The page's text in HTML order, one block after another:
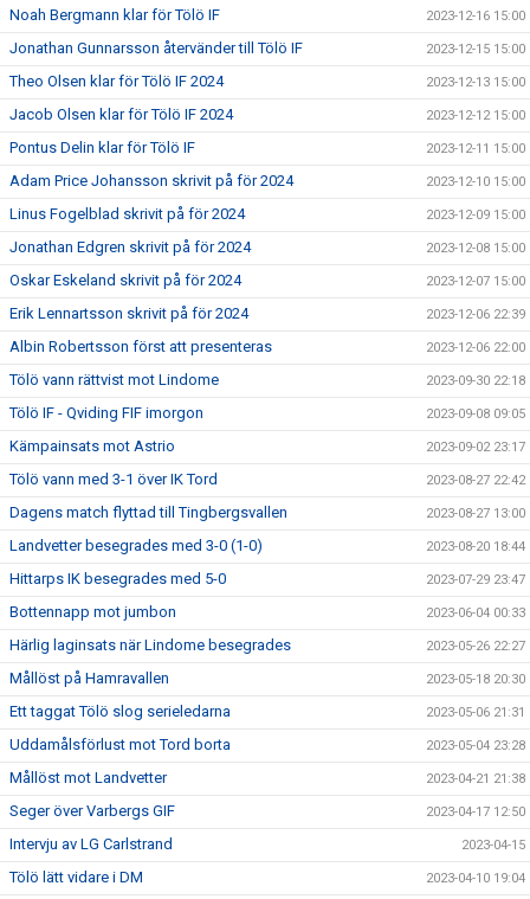
Noah Bergmann klar för Tölö IF 2023-12-16 15:00
Jonathan Gunnarsson återvänder till Tölö IF 2023-12-15 15:00
Theo Olsen klar för Tölö IF 2024 2023-12-13 15:00
Jacob Olsen klar för Tölö IF 2024 2023-12-12 15:00
Pontus Delin klar för Tölö IF 2023-12-11 15:00
Adam Price Johansson skrivit på för 2024 2023-12-10 15:00
Linus Fogelblad skrivit på för 2024 2023-12-09 15:00
Jonathan Edgren skrivit på för 2024 2023-12-08 15:00
Oskar Eskeland skrivit på för 2024 2023-12-07 15:00
Erik Lennartsson skrivit på för 2024 2023-12-06 22:39
Albin Robertsson först att presenteras 2023-12-06 22:00
Tölö vann rättvist mot Lindome 2023-09-30 22:18
Tölö IF - Qviding FIF imorgon 2023-09-08 09:05
Kämpainsats mot Astrio 2023-09-02 23:17
Tölö vann med 3-1 över IK Tord 2023-08-27 22:42
Dagens match flyttad till Tingbergsvallen 2023-08-27 13:00
Landvetter besegrades med 3-0 (1-0) 2023-08-20 18:44
Hittarps IK besegrades med 5-0 2023-07-29 23:47
Bottennapp mot jumbon 2023-06-04 00:33
Härlig laginsats när Lindome besegrades 2023-05-26 22:27
Mållöst på Hamravallen 2023-05-18 20:30
Ett taggat Tölö slog serieledarna 2023-05-06 21:31
Uddamålsförlust mot Tord borta 2023-05-04 23:28
Mållöst mot Landvetter 2023-04-21 21:38
Seger över Varbergs GIF 2023-04-17 12:50
Intervju av LG Carlstrand 2023-04-15
Tölö lätt vidare i DM 2023-04-10 19:04